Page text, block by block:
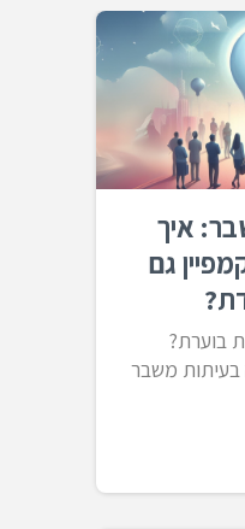
איך
גם
בוערת?
בעיתות משבר